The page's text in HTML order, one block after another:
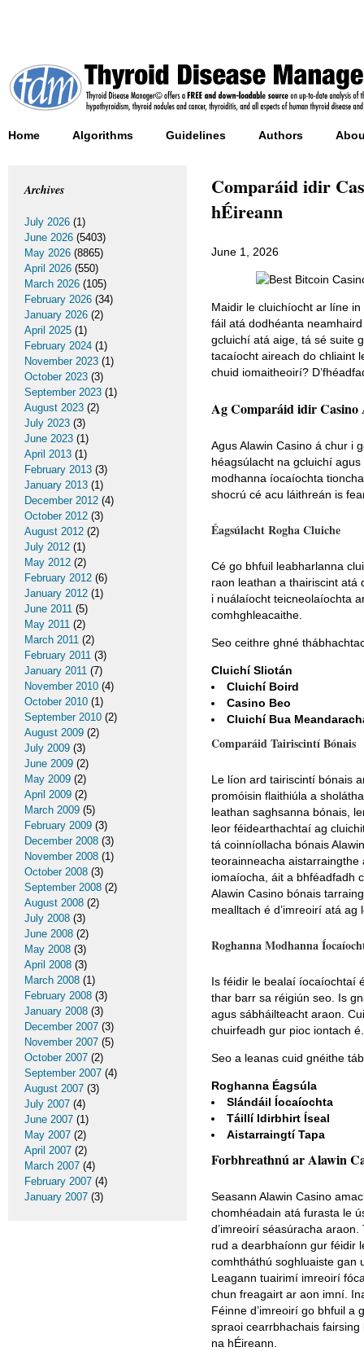
Home Algorithms Guidelines Authors
Comparáid idir
hÉireann
June 1, 2026
Maidir le cluichíocht ar líne
fáil atá dodhéanta
gcluichí atá aige, tá sé suite
tacaíocht aireach do chliaint
chuid iomaitheoirí?
Ag Comparáid idir Casino
Agus Alawin Casino á chur i
héagsúlacht na gcluichí
modhanna íocaíochta
shocrú cé acu láithreán is
Éagsúlacht Rogha Cluiche
Cé go bhfuil leabharlanna
raon leathan a thairiscint atá
i nuálaíocht teicneolaíochta
comhghleacaithe.
Seo ceithre ghné
Cluichí Sliotán
Cluichí Boird
Casino Beo
Cluichí Bua
Comparáid Tairiscintí Bónais
Le líon ard tairiscintí bónais
promóisin flaithiúla a
leathan saghsanna bónais,
leor féidearthachtaí ag
tá coinníollacha bónais
teorainneacha
iomaíocha, áit a bhféadfadh
Alawin Casino bónais
mealltach é d’imreoirí atá
Roghanna Modhanna
Is féidir le bealaí íocaíochtaí
thar barr sa réigiún seo. Is
agus sábháilteacht araon.
chuirfeadh gur pioc iontach é.
Seo a leanas cuid gnéithe
Roghanna Éagsúla
Slándáil Íocaíochta
Táillí Idirbhirt Íseal
Aistarraingtí Tapa
Forbhreathnú ar Alawin
Seasann Alawin Casino
chomhéadain atá furasta le
d’imreoirí séasúracha
rud a dearbhaíonn gur féidir
comhtháthú soghluaiste gan
Leagann tuairimí imreoirí
chun freagairt ar aon imní.
Féinne d’imreoirí go bhfuil a
spraoi cearrbhachais
na hÉireann.
Archives
July 2026 (1)
June 2026 (5403)
May 2026 (8865)
April 2026 (550)
March 2026 (105)
February 2026 (34)
January 2026 (2)
April 2025 (1)
February 2024 (1)
November 2023 (1)
October 2023 (3)
September 2023 (1)
August 2023 (2)
July 2023 (3)
June 2023 (1)
April 2013 (1)
February 2013 (3)
January 2013 (1)
December 2012 (4)
October 2012 (3)
August 2012 (2)
July 2012 (1)
May 2012 (2)
February 2012 (6)
January 2012 (1)
June 2011 (5)
May 2011 (2)
March 2011 (2)
February 2011 (3)
January 2011 (7)
November 2010 (4)
October 2010 (1)
September 2010 (2)
August 2009 (2)
July 2009 (3)
June 2009 (2)
May 2009 (2)
April 2009 (2)
March 2009 (5)
February 2009 (3)
December 2008 (3)
November 2008 (1)
October 2008 (3)
September 2008 (2)
August 2008 (2)
July 2008 (3)
June 2008 (2)
May 2008 (3)
April 2008 (3)
March 2008 (1)
February 2008 (3)
January 2008 (3)
December 2007 (3)
November 2007 (5)
October 2007 (2)
September 2007 (4)
August 2007 (3)
July 2007 (4)
June 2007 (1)
May 2007 (2)
April 2007 (2)
March 2007 (4)
February 2007 (4)
January 2007 (3)